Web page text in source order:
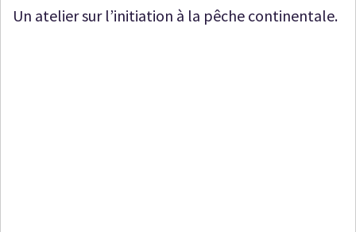
Un atelier sur l’initiation à la pêche continentale.